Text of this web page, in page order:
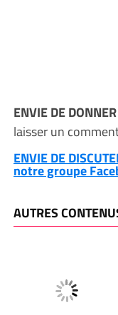
ENVIE DE
laisser un
ENVIE DE
notre groupe
AUTRES